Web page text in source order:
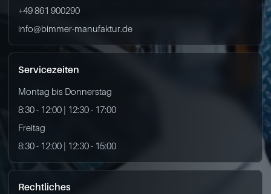
+49 861 900290
info@bimmer-manufaktur.de
Servicezeiten
Montag bis Donnerstag
8:30 - 12:00 | 12:30 - 17:00
Freitag
8:30 - 12:00 | 12:30 - 15:00
Rechtliches